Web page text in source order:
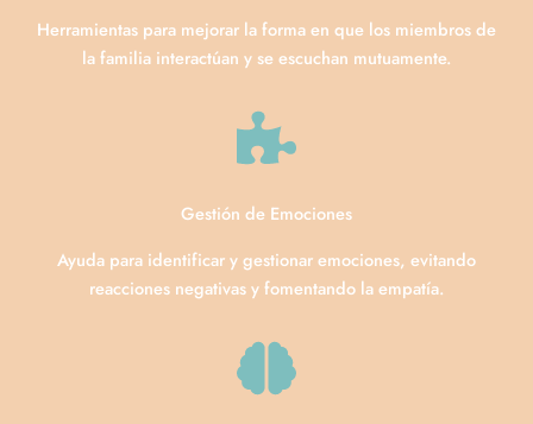
Herramientas para mejorar la forma en que los miembros de
la familia interactúan y se escuchan mutuamente.
Gestión de Emociones
Ayuda para identificar y gestionar emociones, evitando
reacciones negativas y fomentando la empatía.